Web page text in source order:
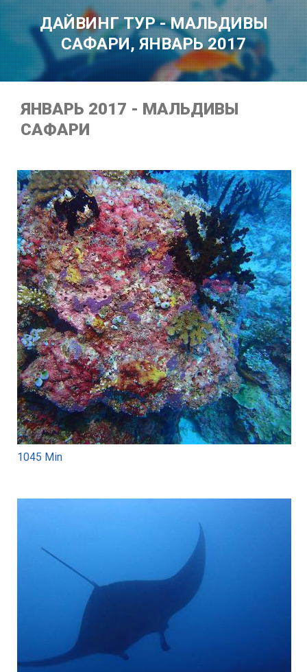
ДАЙВИНГ ТУР - МАЛЬДИВЫ
САФАРИ, ЯНВАРЬ 2017
ЯНВАРЬ 2017 - МАЛЬДИВЫ
САФАРИ
1045 Min